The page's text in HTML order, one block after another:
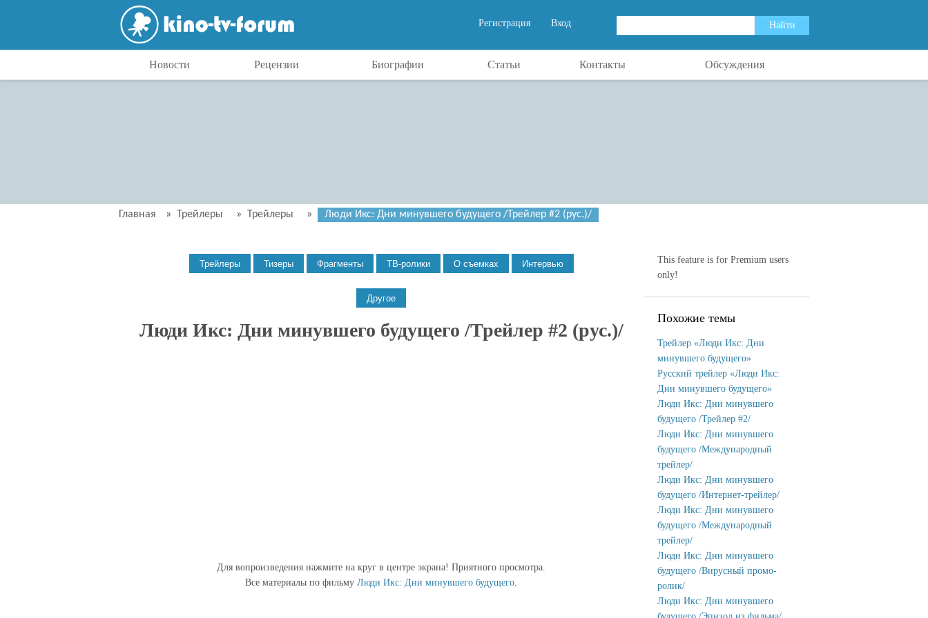
Вход
Регистрация
Новости Рецензии Биографии Статьи Контакты Обсуждения
Главная » Трейлеры » Трейлеры » Люди Икс: Дни минувшего будущего /Трейлер #2 (рус.)/
Люди Икс: Дни минувшего будущего /Трейлер #2 (рус.)/
Для вопроизведения нажмите на круг в центре экрана! Приятного просмотра.
Все материалы по фильму Люди Икс: Дни минувшего будущего.
This feature is for Premium users
only!
Похожие темы
Трейлер «Люди Икс: Дни
минувшего будущего»
Русский трейлер «Люди Икс:
Дни минувшего будущего»
Люди Икс: Дни минувшего
будущего /Трейлер #2/
Люди Икс: Дни минувшего
будущего /Международный
трейлер/
Люди Икс: Дни минувшего
будущего /Интернет-трейлер/
Люди Икс: Дни минувшего
будущего /Международный
трейлер/
Люди Икс: Дни минувшего
будущего /Вирусный промо-
ролик/
Люди Икс: Дни минувшего